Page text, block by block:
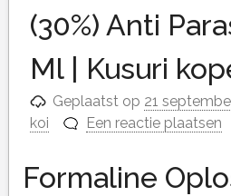
(30%) Anti
Ml | Kusuri
Geplaatst op 21
koi
Een reactie plaatsen
Formaline